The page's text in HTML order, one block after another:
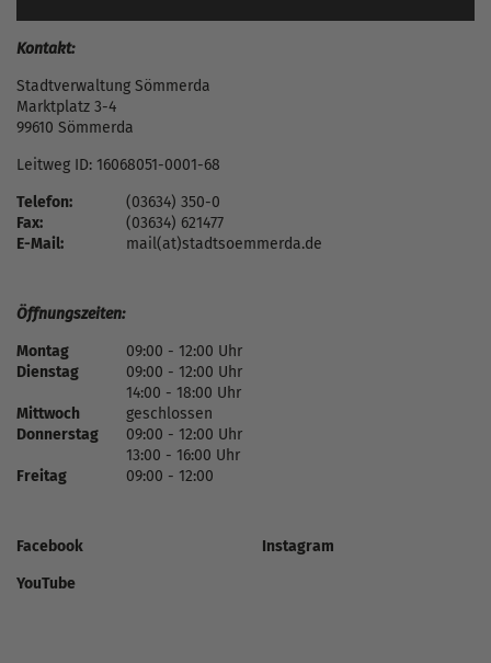
Kontakt:
Stadtverwaltung Sömmerda
Marktplatz 3-4
99610 Sömmerda
Leitweg ID: 16068051-0001-68
Telefon:
(03634) 350-0
Fax:
(03634) 621477
E-Mail:
mail(at)stadtsoemmerda.de
Öffnungszeiten:
Montag
09:00 - 12:00 Uhr
Dienstag
09:00 - 12:00 Uhr
14:00 - 18:00 Uhr
Mittwoch
geschlossen
Donnerstag
09:00 - 12:00 Uhr
13:00 - 16:00 Uhr
Freitag
09:00 - 12:00
Facebook
Instagram
YouTube